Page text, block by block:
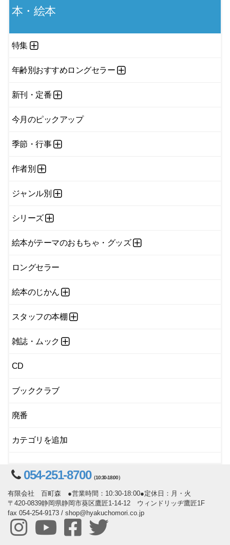
本・絵本
特集
年齢別おすすめロングセラー
新刊・定番
今月のピックアップ
季節・行事
作者別
ジャンル別
シリーズ
絵本がテーマのおもちゃ・グッズ
ロングセラー
絵本のじかん
スタッフの本棚
雑誌・ムック
CD
ブッククラブ
廃番
カテゴリを追加
054-251-8700（10:30-18:00）
有限会社 百町森 ●営業時間：10:30-18:00●定休日：月・火
〒420-0839静岡県静岡市葵区鷹匠1-14-12 ウィンドリッヂ鷹匠1F
fax 054-254-9173 / shop@hyakuchomori.co.jp